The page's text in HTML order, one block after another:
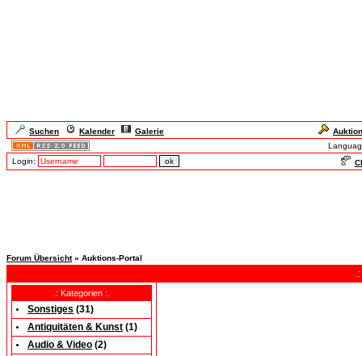
Suchen Kalender Galerie
Login:
Forum Übersicht» Auktions-Portal
.: Kategorien :.
Sonstiges (31)
Antiquitäten & Kunst (1)
Audio & Video (2)